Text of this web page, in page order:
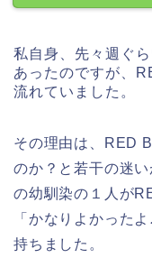
私自身、先々週ぐ
あったのですが、
流れていました。
その理由は、RED
のか？と若干の迷
の幼馴染の１人が
「かなりよかった
持ちました。